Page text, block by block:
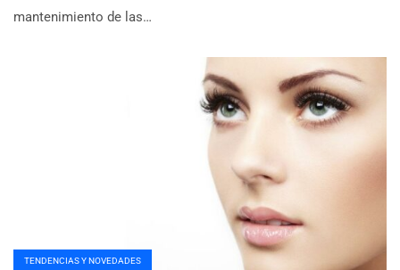
mantenimiento de las…
TENDENCIAS Y NOVEDADES